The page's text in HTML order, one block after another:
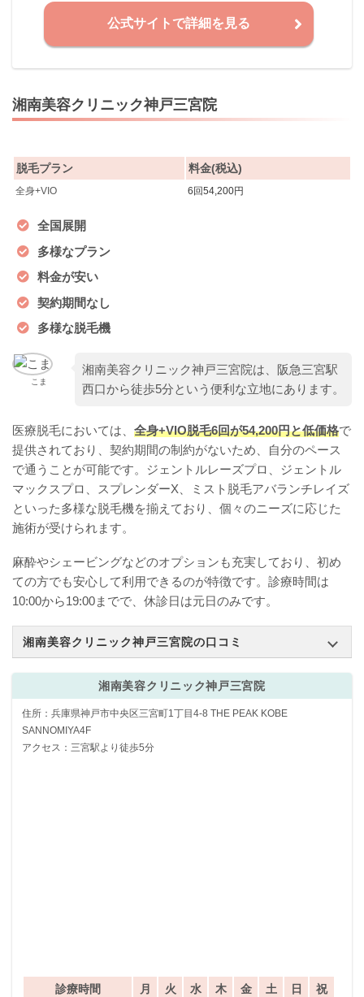
公式サイトで詳細を見る
湘南美容クリニック神戸三宮院
脱毛プラン 料金(税込)
全身+VIO 6回54,200円
全国展開
多様なプラン
料金が安い
契約期間なし
多様な脱毛機
こま
湘南美容クリニック神戸三宮院は、阪急三宮駅
西口から徒歩5分という便利な立地にあります。
医療脱毛においては、 全身+VIO脱毛6回が54,200円と低価格で
提供されており、契約期間の制約がないため、自分のペース
で通うことが可能です。ジェントルレーズプロ、ジェントル
マックスプロ、スプレンダーX、ミスト脱毛アバランチレイズ
といった多様な脱毛機を揃えており、個々のニーズに応じた
施術が受けられます。
麻酔やシェービングなどのオプションも充実しており、初め
ての方でも安心して利用できるのが特徴です。診療時間は
10:00から19:00までで、休診日は元日のみです。
湘南美容クリニック神戸三宮院の口コミ
湘南美容クリニック神戸三宮院
住所：兵庫県神戸市中央区三宮町1丁目4-8 THE PEAK KOBE
SANNOMIYA4F
アクセス：三宮駅より徒歩5分
診療時間 月 火 水 木 金 土 日 祝